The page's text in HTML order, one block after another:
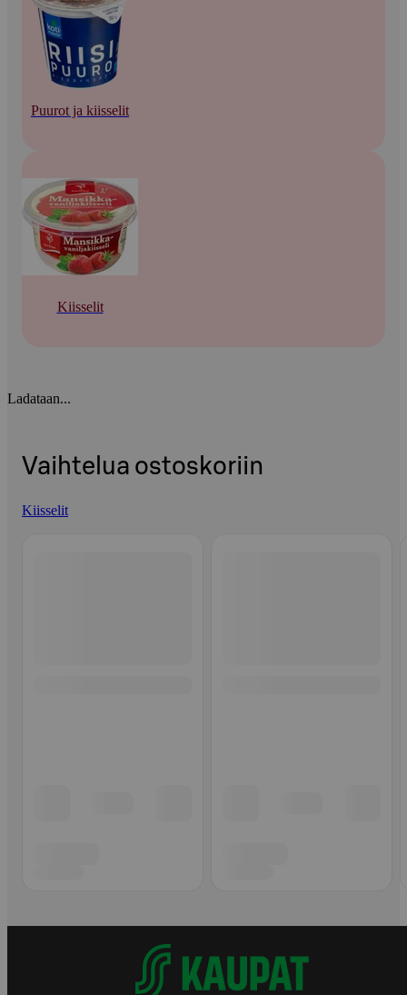
Puurot ja kiisselit
Kiisselit
Ladataan...
Vaihtelua ostoskoriin
Kiisselit